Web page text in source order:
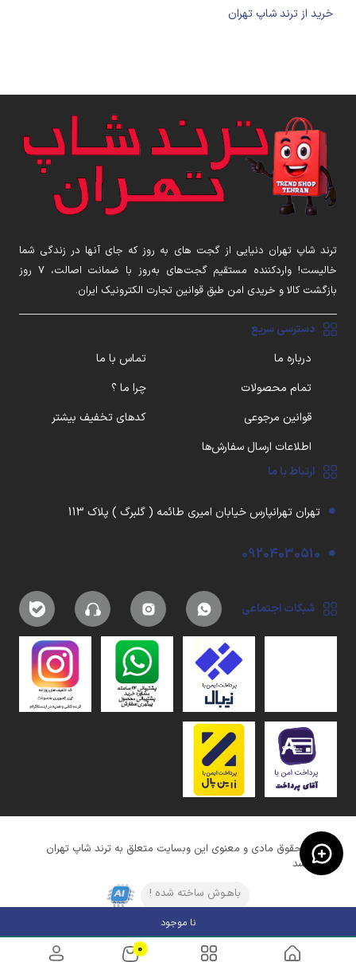
0
خرید از ترند شاپ تهران
ترند شاپ تهران دنیایی از گجت های به روز که جای آنها در زندگی شما
خالیست! واردکننده مستقیم گجت‌های به‌روز با ضمانت اصالت، ۷ روز
بازگشت کالا و خریدی امن طبق قوانین تجارت الکترونیک ایران.
دسترسی سریع
درباره ما
تماس با ما
تمام محصولات
چرا ما ؟
قوانین مرجوعی
کدهای تخفیف بیشتر
اطلاعات ارسال سفارش‌ها
ارتباط با ما
تهران تهرانپارس خیابان امیری طائمه ( گلبرگ ) پلاک 113
09204030510
شبکات اجتماعی
کلیه حقوق مادی و معنوی این وبسایت متعلق به ترند شاپ تهران
میباشد
باهـوش ساخته شده !
نا موجود